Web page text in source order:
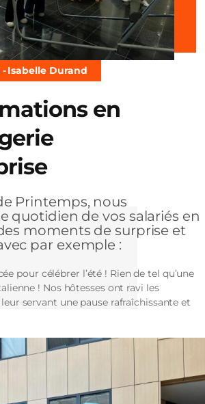
-Isabelle Durand
en
Printemps, nous
quotidien de vos salariés en
moments de surprise et
par exemple :
pour célébrer l’été ! Rien de tel qu’une
! Nos hôtesses ont ravi les
servant une pause rafraîchissante et